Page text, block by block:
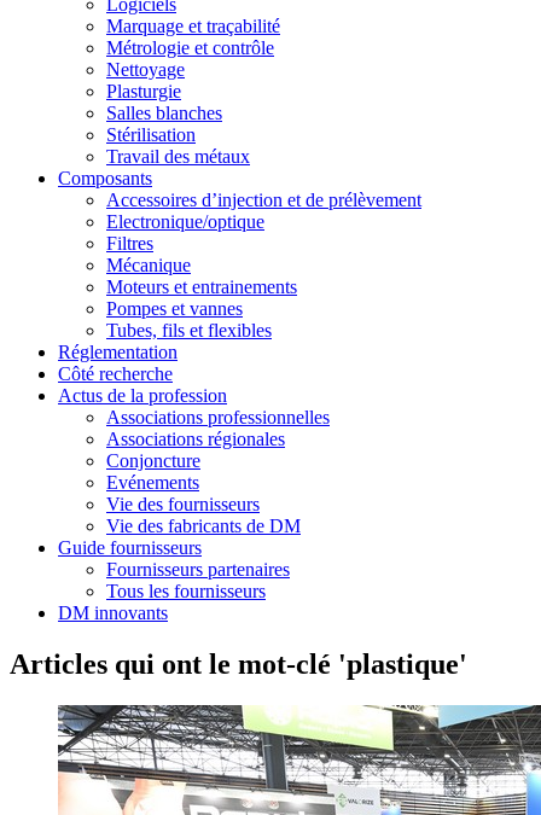
Marquage et traçabilité
Métrologie et contrôle
Nettoyage
Plasturgie
Salles blanches
Stérilisation
Travail des métaux
Composants
Accessoires d’injection et de prélèvement
Electronique/optique
Filtres
Mécanique
Moteurs et entrainements
Pompes et vannes
Tubes, fils et flexibles
Réglementation
Côté recherche
Actus de la profession
Associations professionnelles
Associations régionales
Conjoncture
Evénements
Vie des fournisseurs
Vie des fabricants de DM
Guide fournisseurs
Fournisseurs partenaires
Tous les fournisseurs
DM innovants
Articles qui ont le mot-clé 'plastique'